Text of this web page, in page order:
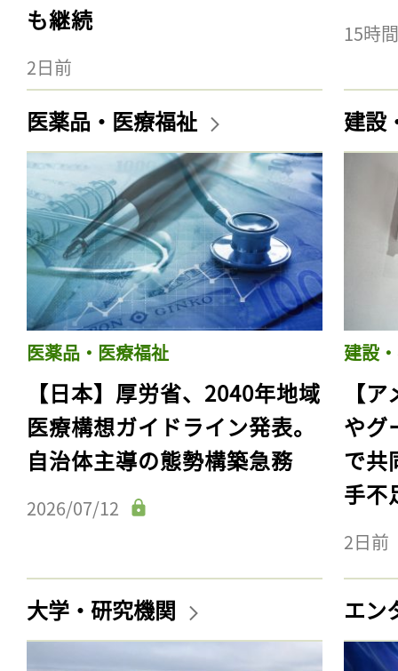
も継続
2日前
15時
医薬品・医療福祉
医薬品・医療福祉
【日本】厚労省、2040年地域
医療構想ガイドライン発表。
自治体主導の態勢構築急務
2026/07/12
建設
建設
【
やグ
で共
手不
2日前
大学・研究機関 エン